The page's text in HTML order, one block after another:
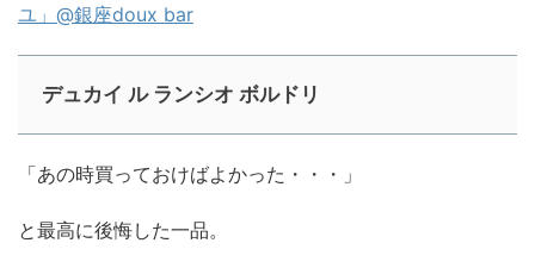
ユ」@銀座doux bar
デュカイ ル ランシオ ボルドリ
「あの時買っておけばよかった・・・」
と最高に後悔した一品。